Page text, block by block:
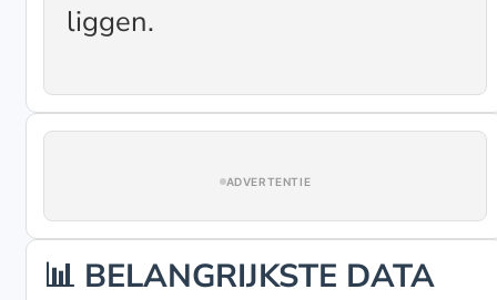
liggen.
ADVERTENTIE
📊 BELANGRIJKSTE DATA